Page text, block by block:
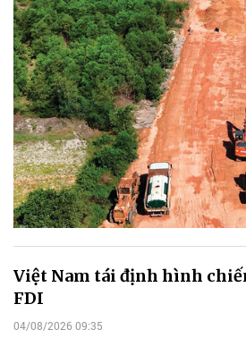
Việt Nam tái định hình
FDI
04/08/2026 09:35